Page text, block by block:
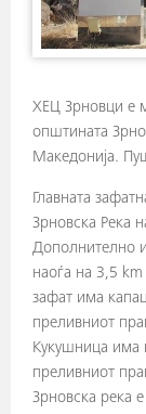
ХЕЦ Зрновци е
општината
Македонија.
Главната
Зрновска Река
Дополнително
наоѓа на 3,5
зафат има
преливниот
Кукушница има
преливниот
Зрновска река